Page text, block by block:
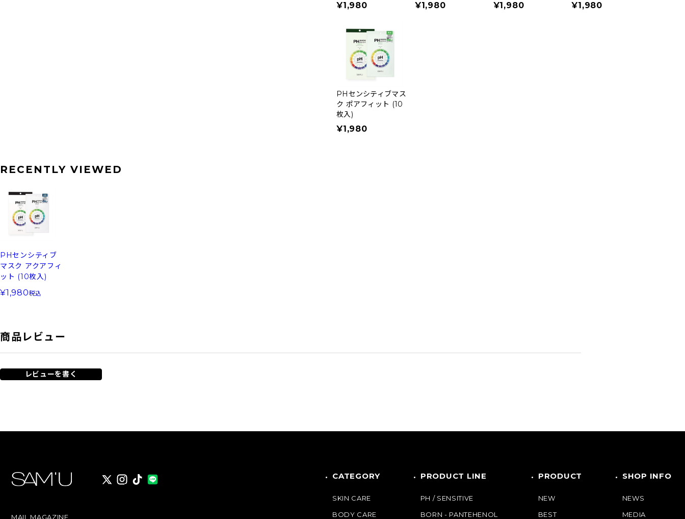
¥1,980 ¥1,980 ¥1,980 ¥1,980
PHセンシティブマス
ク ポアフィット (10
枚入)
¥1,980
RECENTLY VIEWED
PHセンシティブ
マスク アクアフィ
ット (10枚入)
1,980税込
商品レビュー
レビューを書く
instagram
TikTok
MAIL MAGAZINE
CATEGORY
SKIN CARE
BODY CARE
PRODUCT LINE
PH / SENSITIVE
BORN - PANTEHENOL
PRODUCT
NEW
BEST
SHOP INFO
NEWS
MEDIA